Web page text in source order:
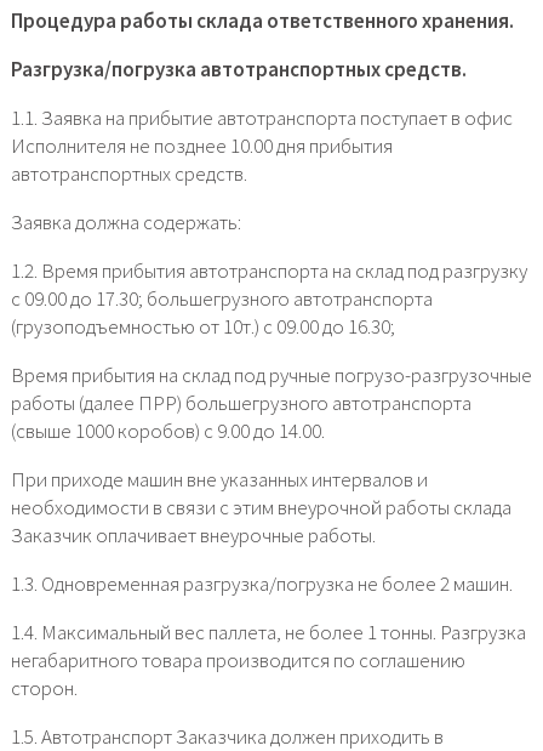
Процедура работы склада ответственного хранения.
Разгрузка/погрузка автотранспортных средств.
1.1. Заявка на прибытие автотранспорта поступает в офис
Исполнителя не позднее 10.00 дня прибытия
автотранспортных средств.
Заявка должна содержать:
1.2. Время прибытия автотранспорта на склад под разгрузку
с 09.00 до 17.30; большегрузного автотранспорта
(грузоподъемностью от 10т.) с 09.00 до 16.30;
Время прибытия на склад под ручные погрузо-разгрузочные
работы (далее ПРР) большегрузного автотранспорта
(свыше 1000 коробов) с 9.00 до 14.00.
При приходе машин вне указанных интервалов и
необходимости в связи с этим внеурочной работы склада
Заказчик оплачивает внеурочные работы.
1.3. Одновременная разгрузка/погрузка не более 2 машин.
1.4. Максимальный вес паллета, не более 1 тонны. Разгрузка
негабаритного товара производится по соглашению
сторон.
1.5. Автотранспорт Заказчика должен приходить в